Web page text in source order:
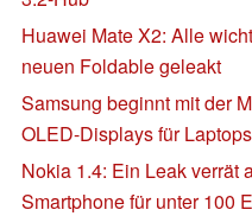
Huawei Mate X2: Alle
neuen Foldable geleakt
Samsung beginnt mit der
OLED-Displays für Laptops
Nokia 1.4: Ein Leak verrät
Smartphone für unter 100